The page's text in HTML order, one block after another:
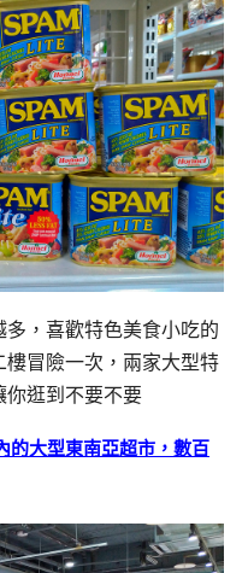
多，喜歡特色美食小吃的
樓冒險一次，兩家大型特
你逛到不要不要
的大型東南亞超市，數百